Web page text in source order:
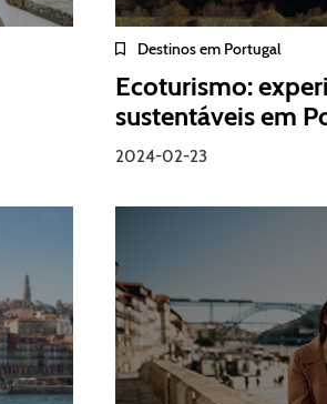
Destinos em Portugal
Ecoturismo:
sustentáveis em
2024-02-23